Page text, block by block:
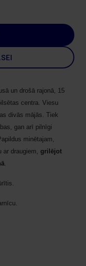
un drošā rajonā, 15
centra. Viesu
divās mājās. Tiek
gan arī pilnīgi
minētajam,
ar draugiem, grilējot
.